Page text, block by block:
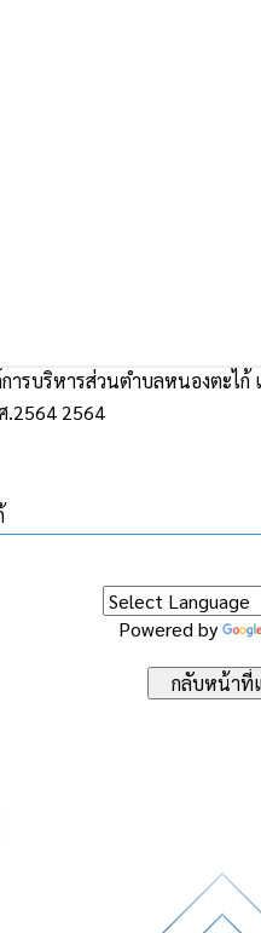
การบริหารส่วนตำบลหนองตะไ
2564
Powered by